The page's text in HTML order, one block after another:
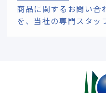
商品に関するお問い合
を、 当社の専門スタッ